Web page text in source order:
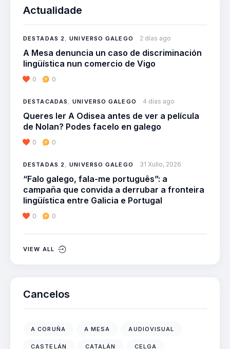
Actualidade
DESTADAS 2,UNIVERSO GALEGO 2 días ago
A Mesa denuncia un caso de discriminación
lingüística nun comercio de Vigo
0 0
DESTACADAS ,UNIVERSO GALEGO 4 días ago
Queres ler A Odisea antes de ver a película
de Nolan? Podes facelo en galego
0 0
DESTADAS 2,UNIVERSO GALEGO 31 Xullo, 2026
“Falo galego, fala-me português”: a
campaña que convida a derrubar a fronteira
lingüística entre Galicia e Portugal
0 0
VIEW ALL
Cancelos
A CORUÑA A MESA AUDIOVISUAL
CASTELÁN CATALÁN CELGA